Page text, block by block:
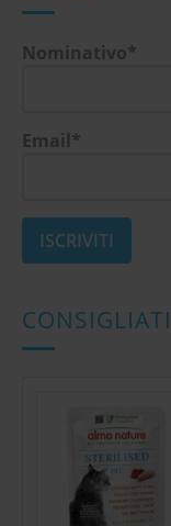
Nominativo*
Email*
CONSIGLIATI